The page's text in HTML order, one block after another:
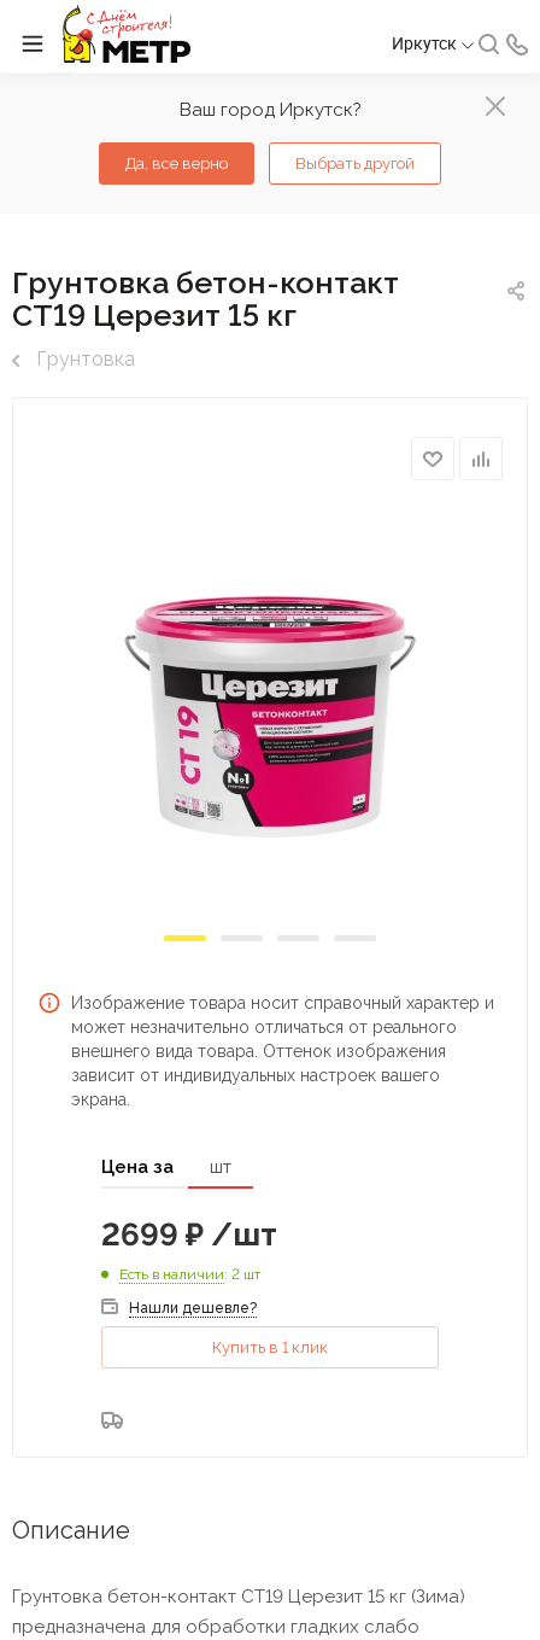
Ваш город Иркутск?
Да, все верно Выбрать другой
Иркутск
Грунтовка бетон-контакт
СТ19 Церезит 15 кг
Грунтовка
Изображение товара носит справочный характер и
может незначительно отличаться от реального
внешнего вида товара. Оттенок изображения
зависит от индивидуальных настроек вашего
экрана.
Цена за шт
2699 ₽ /шт
Есть в наличии: 2 шт
Нашли дешевле?
Купить в 1 клик
Описание
Грунтовка бетон-контакт СТ19 Церезит 15 кг (Зима)
предназначена для обработки гладких слабо